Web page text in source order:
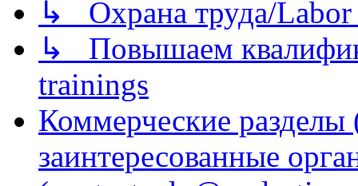
↳ Охрана труда/Labor
↳ Повышаем
trainings
Коммерческие
заинтересованные